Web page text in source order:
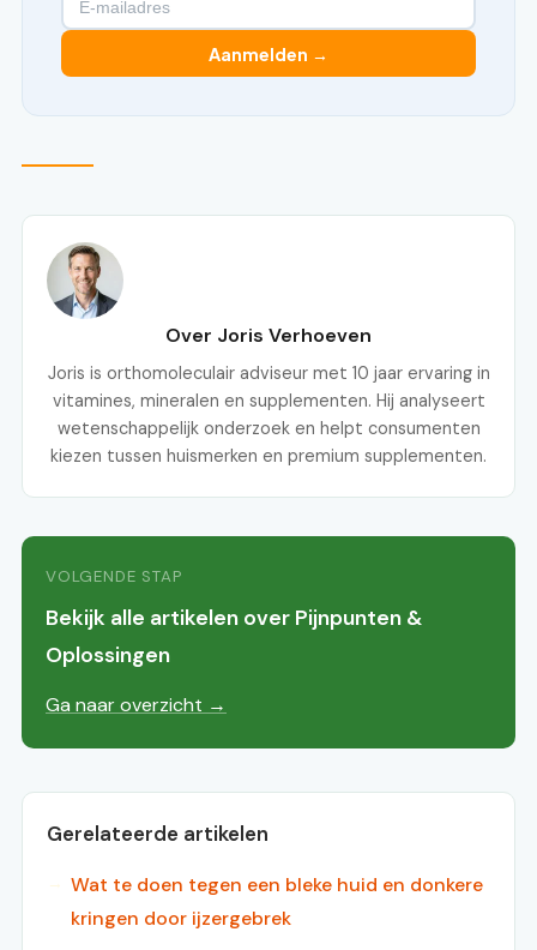
Aanmelden →
Over Joris Verhoeven
Joris is orthomoleculair adviseur met 10 jaar ervaring in
vitamines, mineralen en supplementen. Hij analyseert
wetenschappelijk onderzoek en helpt consumenten
kiezen tussen huismerken en premium supplementen.
VOLGENDE STAP
Bekijk alle artikelen over Pijnpunten &
Oplossingen
Ga naar overzicht →
Gerelateerde artikelen
Wat te doen tegen een bleke huid en donkere
kringen door ijzergebrek